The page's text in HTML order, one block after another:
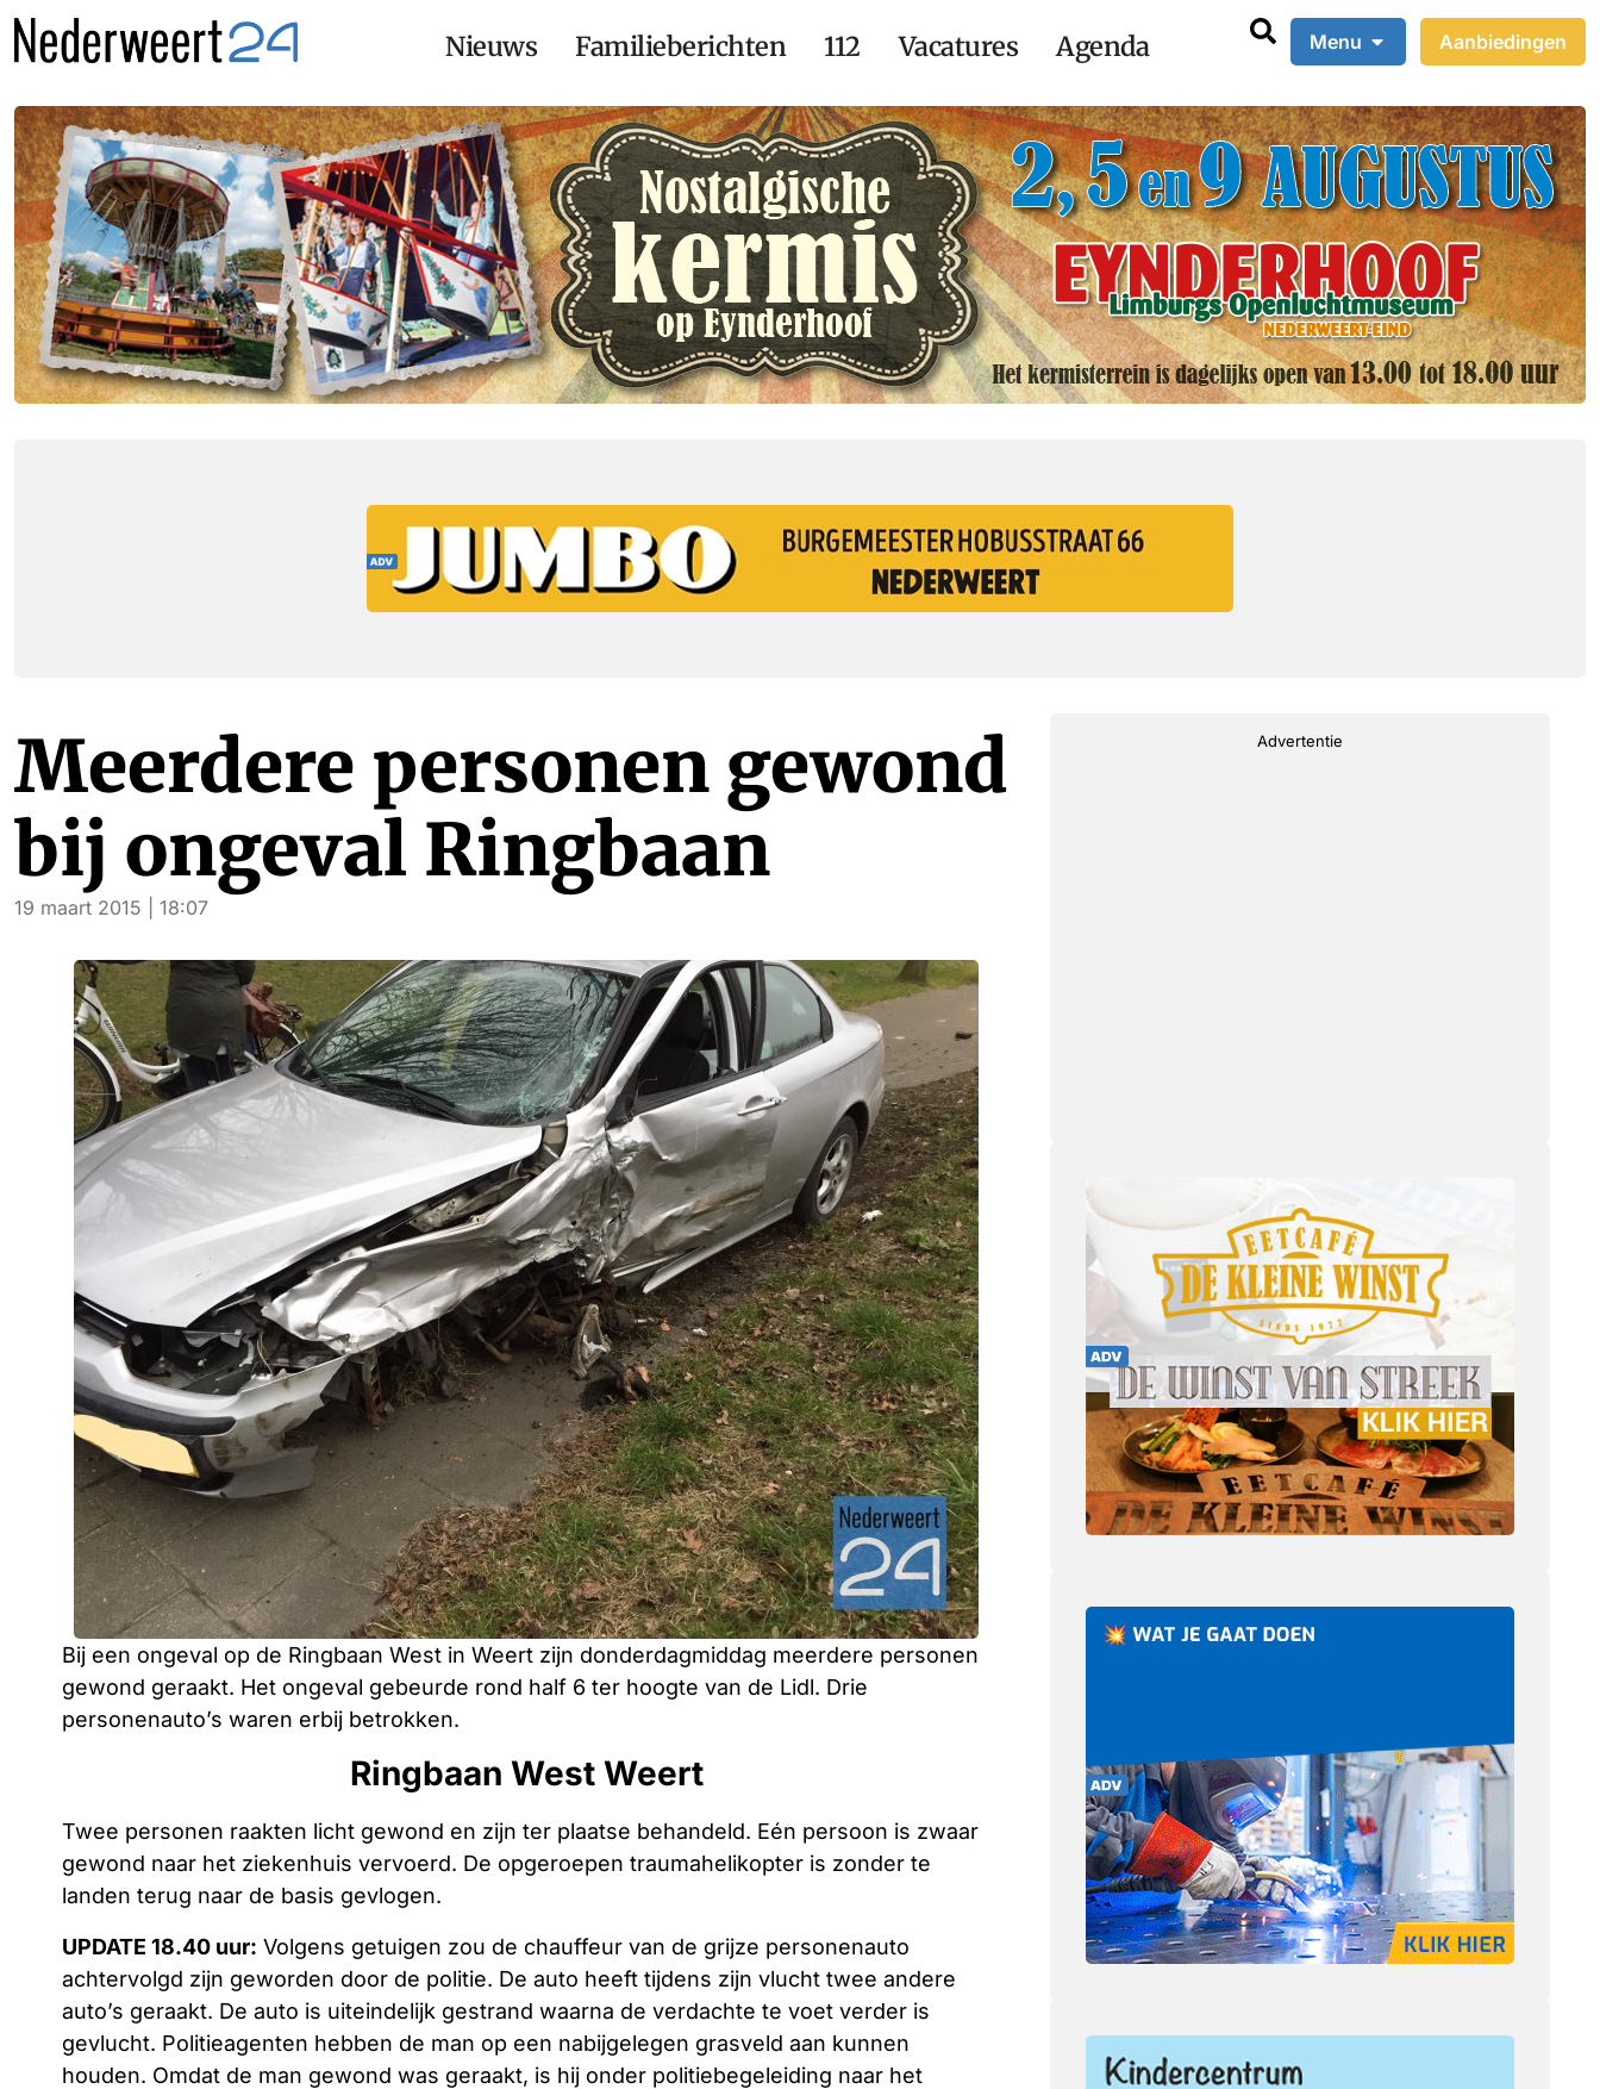
Nieuws Familieberichten 112 Vacatures Agenda Menu Aanbiedingen
Meerdere personen gewond
bij ongeval Ringbaan
19 maart 2015 | 18:07
Bij een ongeval op de Ringbaan West in Weert zijn donderdagmiddag meerdere personen
gewond geraakt. Het ongeval gebeurde rond half 6 ter hoogte van de Lidl. Drie
personenauto’s waren erbij betrokken.
Ringbaan West Weert
Twee personen raakten licht gewond en zijn ter plaatse behandeld. Eén persoon is zwaar
gewond naar het ziekenhuis vervoerd. De opgeroepen traumahelikopter is zonder te
landen terug naar de basis gevlogen.
UPDATE 18.40 uur: Volgens getuigen zou de chauffeur van de grijze personenauto
achtervolgd zijn geworden door de politie. De auto heeft tijdens zijn vlucht twee andere
auto’s geraakt. De auto is uiteindelijk gestrand waarna de verdachte te voet verder is
gevlucht. Politieagenten hebben de man op een nabijgelegen grasveld aan kunnen
houden. Omdat de man gewond was geraakt, is hij onder politiebegeleiding naar het
Advertentie